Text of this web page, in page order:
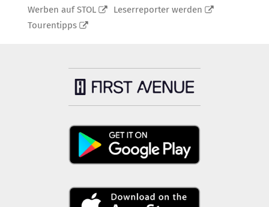
Werben auf STOL
Leserreporter werden
Tourentipps